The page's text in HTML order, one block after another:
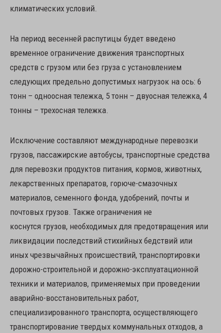
климатических условий.
На период весенней распутицы будет введено
временное ограничение движения транспортных
средств с грузом или без груза с установлением
следующих предельно допустимых нагрузок на ось: 6
тонн – одноосная тележка, 5 тонн – двуосная тележка, 4
тонны – трехосная тележка.
Исключение составляют международные перевозки
грузов, пассажирские автобусы, транспортные средства
для перевозки продуктов питания, кормов, животных,
лекарственных препаратов, горюче-смазочных
материалов, семенного фонда, удобрений, почты и
почтовых грузов. Также ограничения не
коснутся грузов, необходимых для предотвращения или
ликвидации последствий стихийных бедствий или
иных чрезвычайных происшествий, транспортировки
дорожно-строительной и дорожно-эксплуатационной
техники и материалов, применяемых при проведении
аварийно-восстановительных работ,
специализированного транспорта, осуществляющего
транспортирование твердых коммунальных отходов, а